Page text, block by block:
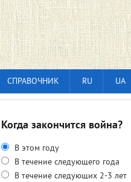
СПРАВОЧНИК RU UA
Когда закончится война?
В этом году
В течение следующего года
В течение следующих 2-3 лет